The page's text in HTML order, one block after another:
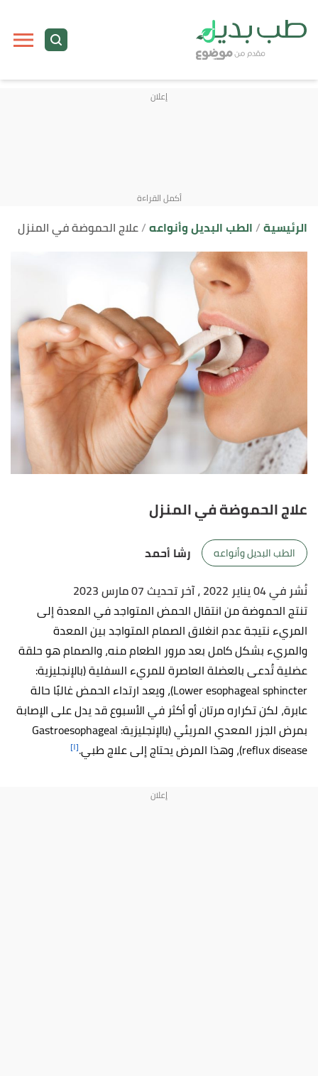
الرئيسية الطب البديل وأنواعه علاج الحموضة في المنزل
علاج الحموضة في المنزل
الطب البديل وأنواعه
رشا أحمد
نُشر في 04 يناير 2022
، آخر تحديث 07 مارس 2023
تنتج الحموضة من انتقال الحمض المتواجد في المعدة إلى
المريء نتيجة عدم انغلاق الصمام المتواجد بين المعدة
والمريء بشكل كامل بعد مرور الطعام منه، والصمام هو حلقة
عضلية تُدعى بالعضلة العاصرة للمريء السفلية (بالإنجليزية:
Lower esophageal sphincter)، ويعد ارتداء الحمض غالبًا حالة
عابرة، لكن تكراره مرتان أو أكثر في الأسبوع قد يدل على الإصابة
بمرض الجزر المعدي المريئي (بالإنجليزية: Gastroesophageal
reflux disease)، وهذا المرض يحتاج إلى علاج طبي
.[١]